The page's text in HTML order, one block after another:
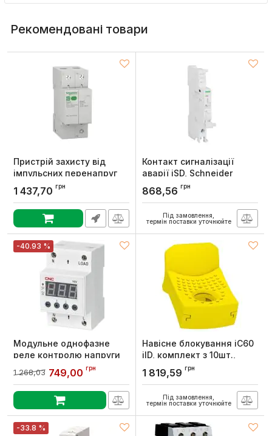
Рекомендовані товари
Пристрій захисту від
імпульсних перенапруг
EZ9 1Р+N In=10kA Up=1.3кB
Im=20kA, Schneider
Electric
EZ9L33620
1 437,70 грн
Контакт сигналізації
аварії iSD, Schneider
Артикул:
868,56 грн
Під замовлення,
термін поставки уточнюйте
-40.93 %
Модульне однофазне
реле контролю напруги
YC9VA, AC230В, 63А, CNC
Electric
Артикул:Б00042808
1 268,03 749,00 грн
Навісне блокування iC60
iID, комплект з 10шт.,
Schneider Electric
Артикул:
1 819,59 грн
Під замовлення,
термін поставки уточнюйте
-33.8 %